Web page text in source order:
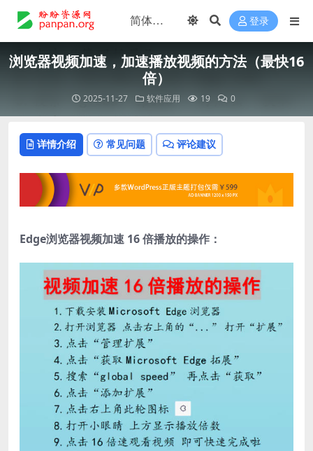
登录
浏览器视频加速，加速播放视频的方法（最快16
倍）
2025-11-27 软件应用 19 0
详情介绍 常见问题 评论建议
Edge浏览器视频加速 16 倍播放的操作：